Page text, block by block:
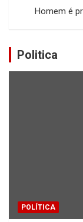
Homem é
Politica
POLÍTICA